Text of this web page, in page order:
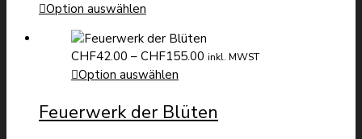
CHF139.00
Option auswählen
CHF42.00 – CHF155.00 Preisspanne:
CHF155.00
inkl. MWST
Option auswählen
Feuerwerk der Blüten